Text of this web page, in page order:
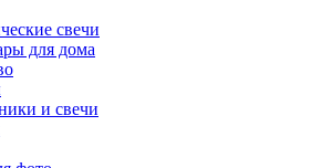
свечи
для дома
и свечи